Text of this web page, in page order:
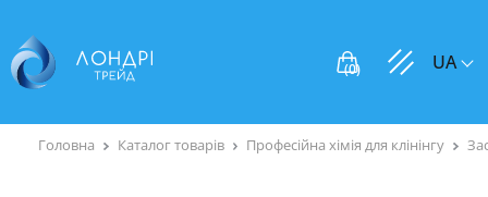
(0) UA
Головна Каталог товарів Професійна хімія для клінінгу